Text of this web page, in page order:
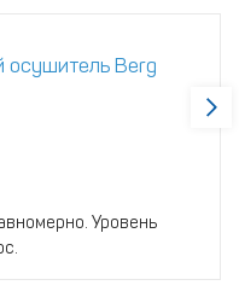
Berg
Уровень